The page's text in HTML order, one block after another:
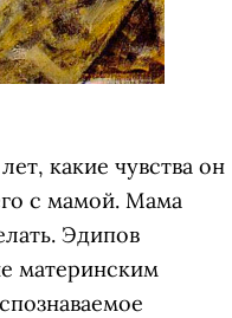
какие чувства он
с мамой. Мама
Эдипов
материнским